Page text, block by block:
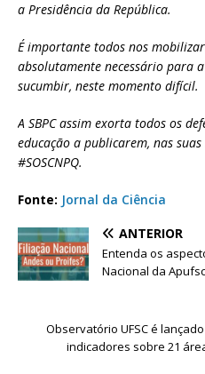
a Presidência da República.
É importante todos nos
absolutamente necessário para
sucumbir, neste momento difícil.
A SBPC assim exorta todos os
educação a publicarem, nas
#SOSCNPQ.
Fonte: Jornal da Ciência
ANTERIOR
Entenda os
Nacional da Apufsc
Observatório UFSC é
indicadores sobre 21